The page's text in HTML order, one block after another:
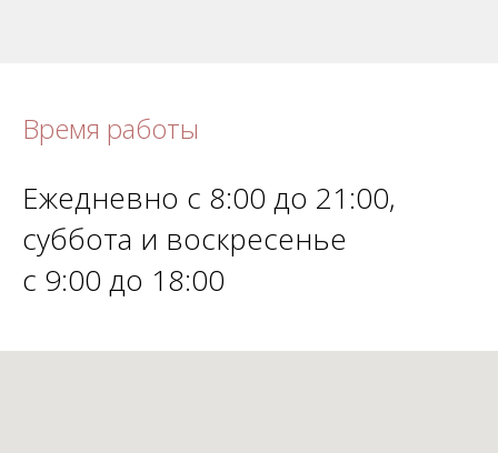
Время работы
Ежедневно с 8:00 до 21:00,
суббота и воскресенье
с 9:00 до 18:00